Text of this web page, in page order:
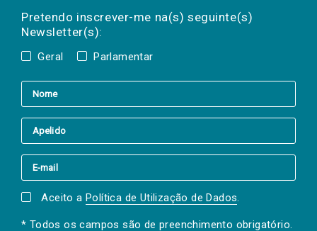
Pretendo inscrever-me na(s) seguinte(s)
Newsletter(s):
Geral Parlamentar
a(s) newsletter(s).
mail
Aceito a Política de Utilização de Dados.
* Todos os campos são de preenchimento obrigatório.